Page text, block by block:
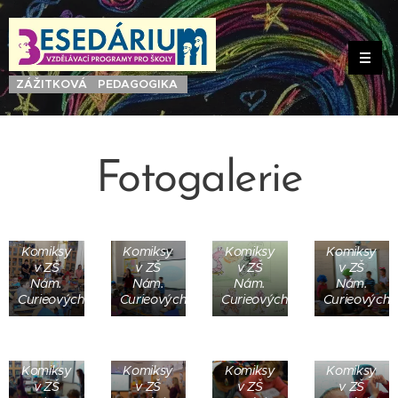
ZÁŽITKOVÁ PEDAGOGIKA
Fotogalerie
Komiksy
v ZŠ
Nám.
Curieových
Komiksy
v ZŠ
Nám.
Curieových
Komiksy
v ZŠ
Nám.
Curieových
Komiksy
v ZŠ
Nám.
Curieových
Komiksy
v ZŠ
Komiksy
v ZŠ
Komiksy
v ZŠ
Komiksy
v ZŠ